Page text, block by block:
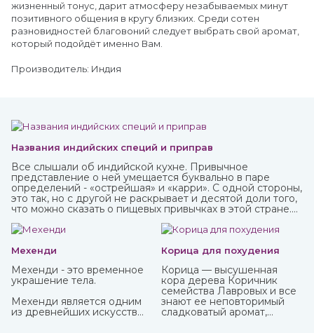
жизненный тонус, дарит атмосферу незабываемых минут
позитивного общения в кругу близких. Среди сотен
разновидностей благовоний следует выбрать свой аромат,
который подойдёт именно Вам.
Производитель: Индия
Названия индийских специй и приправ
Все слышали об индийской кухне. Привычное
представление о ней умещается буквально в паре
определений - «острейшая» и «карри». С одной стороны,
это так, но с другой не раскрывает и десятой доли того,
что можно сказать о пищевых привычках в этой стране.
Присутствующие в ней специи и их сочетания
придавать удивительные вкусовые свойства блюдам, но
Мехенди
Мехенди - это временное
украшение тела.
Мехенди является одним
из древнейших искусств
Корица для похудения
Корица — высушенная
кора дерева Коричник
семейства Лавровых и все
знают ее неповторимый
сладковатый аромат,